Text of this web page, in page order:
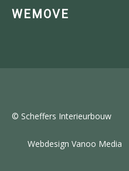
WEMOVE
© Scheffers Interieurbouw
Webdesign Vanoo Media